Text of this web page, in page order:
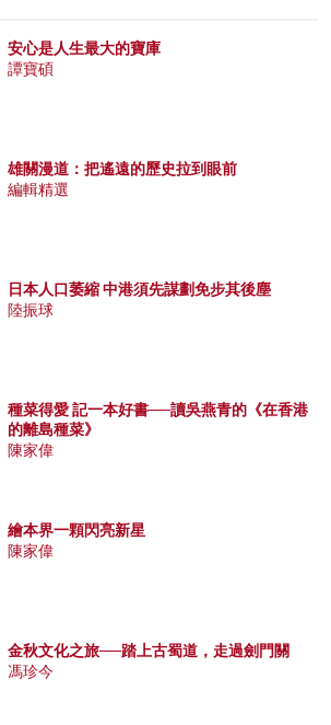
安心是人生最大的寶庫
譚寶碩
雄關漫道：把遙遠的歷史拉到眼前
編輯精選
日本人口萎縮 中港須先謀劃免步其後塵
陸振球
種菜得愛 記一本好書──讀吳燕青的《在香港
的離島種菜》
陳家偉
繪本界一顆閃亮新星
陳家偉
金秋文化之旅──踏上古蜀道，走過劍門關
馮珍今